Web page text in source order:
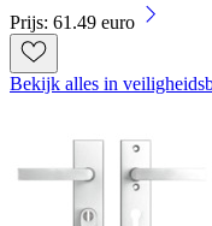
Prijs: 61.49 euro
Bekijk alles in